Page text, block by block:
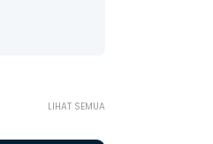
LIHAT SEMUA